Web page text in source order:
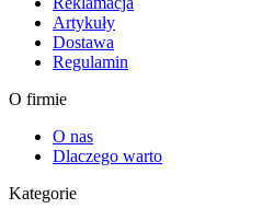
Artykuły
Dostawa
Regulamin
O firmie
O nas
Dlaczego warto
Kategorie